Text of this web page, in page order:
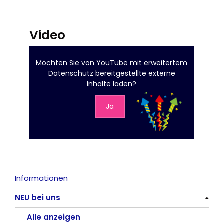
Video
Möchten Sie vonYouTube mit erweitertem
Datenschutz bereitgestellte externe
Inhalte laden?
Ja
Informationen
NEU bei uns
Alle anzeigen